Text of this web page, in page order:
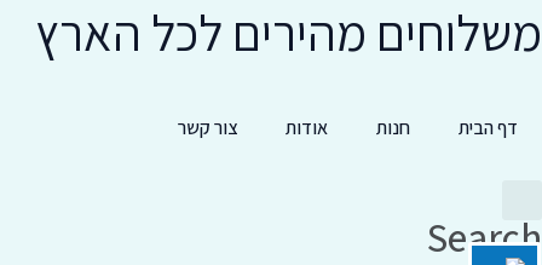
לתוכן
משלוחים מהירים לכל הארץ
דף הבית חנות אודות צור קשר
Search